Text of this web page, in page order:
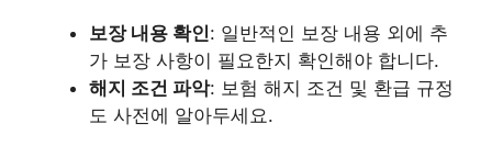
보장 내용 확인: 일반적인 보장 내용 외에 추
가 보장 사항이 필요한지 확인해야 합니다.
해지 조건 파악: 보험 해지 조건 및 환급 규정
도 사전에 알아두세요.